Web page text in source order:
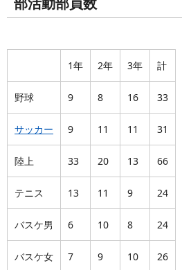
1年 2年 3年 計
野球 9 8 16 33
サッカー 9 11 11 31
陸上 33 20 13 66
テニス 13 11 9 24
バスケ男 6 10 8 24
バスケ女 7 9 10 26